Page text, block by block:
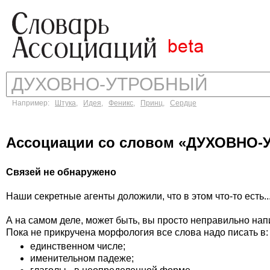
Например: Штука, Идея, Феникс, Принц, Сердце
Ассоциации со словом
Связей не обнаружено
Наши секретные агенты доложили, что в этом что-то
А на самом деле, может быть, вы просто неправильно
Пока не прикручена морфология все слова надо писать в:
единственном числе;
именительном падеже;